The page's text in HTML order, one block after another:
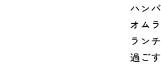
ハン
オム
ラン
過ご